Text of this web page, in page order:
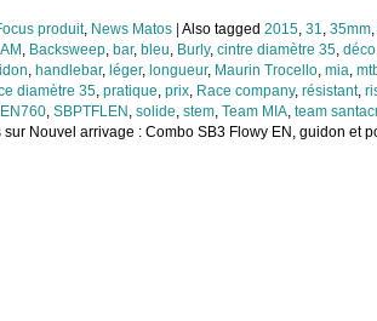
produit, News Matos Also tagged 2015, 31, 35mm,
AM , Backsweep, bar, bleu, Burly, cintre diamètre 35, déco
, handlebar, léger, longueur, Maurin Trocello, mia,
diamètre 35, pratique, prix, Race company, résistant,
, SBPTFLEN , solide, stem, Team MIA, team
sur Nouvel arrivage : Combo SB3 Flowy EN, guidon et